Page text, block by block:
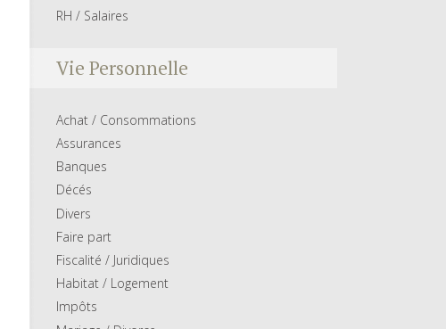
RH / Salaires
Vie Personnelle
Achat / Consommations
Assurances
Banques
Décés
Divers
Faire part
Fiscalité / Juridiques
Habitat / Logement
Impôts